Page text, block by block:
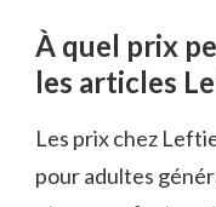
À quel prix
les articles
Les prix chez
pour adultes